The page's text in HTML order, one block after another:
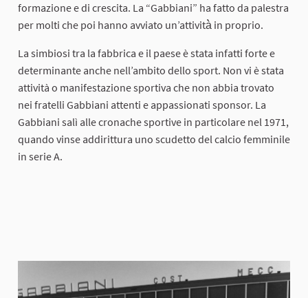
formazione e di crescita. La “Gabbiani” ha fatto da palestra
per molti che poi hanno avviato un’attività̀ in proprio.
La simbiosi tra la fabbrica e il paese è stata infatti forte e
determinante anche nell’ambito dello sport. Non vi è stata
attività o manifestazione sportiva che non abbia trovato
nei fratelli Gabbiani attenti e appassionati sponsor. La
Gabbiani salì alle cronache sportive in particolare nel 1971,
quando vinse addirittura uno scudetto del calcio femminile
in serie A.